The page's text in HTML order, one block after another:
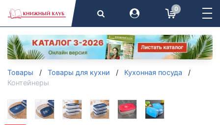
0
Товары Товары для кухни
Кухонная посуда
Контейнеры